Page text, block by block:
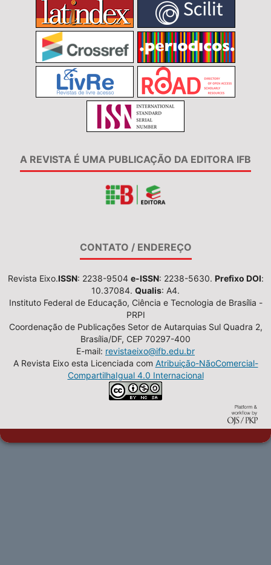
A REVISTA É UMA PUBLICAÇÃO DA EDITORA IFB
CONTATO / ENDEREÇO
Revista Eixo.ISSN: 2238-9504 e-ISSN: 2238-5630. Prefixo DOI:
10.37084. Qualis: A4.
Instituto Federal de Educação, Ciência e Tecnologia de Brasília -
PRPI
Coordenação de Publicações Setor de Autarquias Sul Quadra 2,
Brasília/DF, CEP 70297-400
E-mail: revistaeixo@ifb.edu.br
A Revista Eixo esta Licenciada com Atribuição-NãoComercial-
CompartilhaIgual 4.0 Internacional